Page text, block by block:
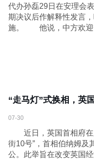
代办孙磊29日在安理会
期决议后作解释性发言
施。 他说，中方欢迎
“走马灯”式换相，英
07-30
近日，英国首相府在
街10号”，首相伯纳姆及
公。此举旨在改变英国